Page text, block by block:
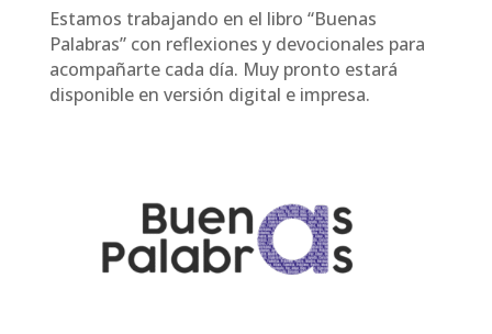
Estamos trabajando en el libro “Buenas
Palabras” con reflexiones y devocionales para
acompañarte cada día. Muy pronto estará
disponible en versión digital e impresa.